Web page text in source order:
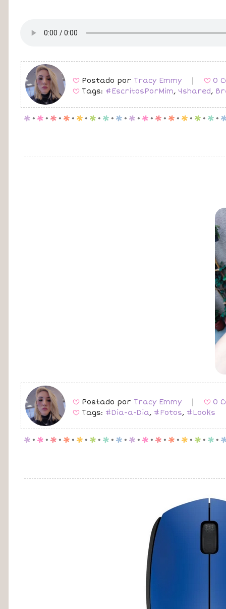
B Postado por Tracy Emmy B 0
B Tags: #EscritosPorMim, 4shared,
p . p . p . p . p . p . p . p . p . p . p . p . p . p . p .
B Postado por Tracy Emmy B 0
B Tags: #Dia-a-Dia, #Fotos, #Looks
p . p . p . p . p . p . p . p . p . p . p . p . p . p . p .